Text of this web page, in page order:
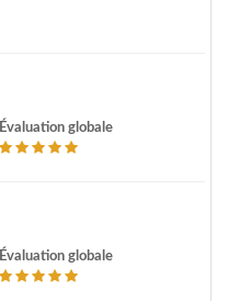
Évaluation globale
Évaluation globale